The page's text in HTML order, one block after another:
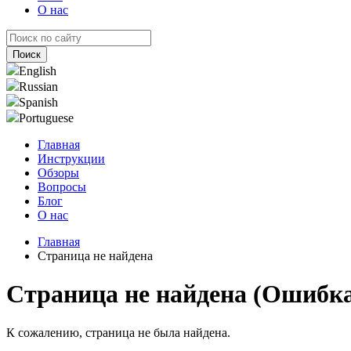
О нас
English
Russian
Spanish
Portuguese
Главная
Инструкции
Обзоры
Вопросы
Блог
О нас
Главная
Страница не найдена
Страница не найдена
К сожалению, страница не была найдена.